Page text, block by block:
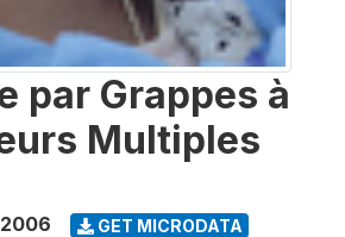
par Grappes à
Multiples
2006 GET MICRODATA